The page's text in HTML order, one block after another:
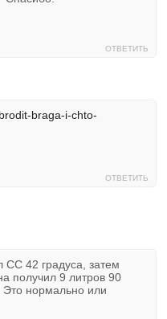
ОТВЕТИТЬ
braga-i-chto-
ОТВЕТИТЬ
СС 42 градуса, затем
получил 9 литров 90
Это нормально или